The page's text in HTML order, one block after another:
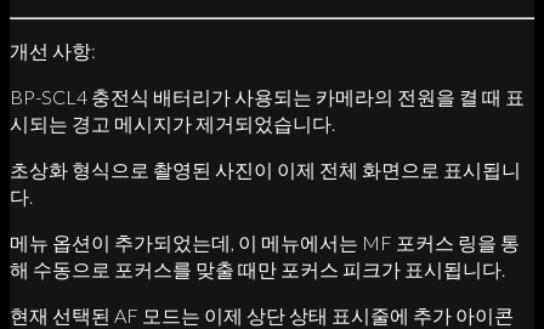
개선 사항:
BP-SCL4 충전식 배터리가 사용되는 카메라의 전원을 켤 때 표
시되는 경고 메시지가 제거되었습니다.
초상화 형식으로 촬영된 사진이 이제 전체 화면으로 표시됩니
다.
메뉴 옵션이 추가되었는데, 이 메뉴에서는 MF 포커스 링을 통
해 수동으로 포커스를 맞출 때만 포커스 피크가 표시됩니다.
현재 선택된 AF 모드는 이제 상단 상태 표시줄에 추가 아이콘